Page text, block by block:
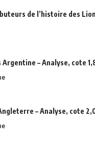
de l’histoire des
Argentine – Analyse, cote
– Analyse, cote